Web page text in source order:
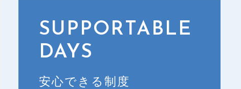
SUPPORTABLE
DAYS
安心できる制度